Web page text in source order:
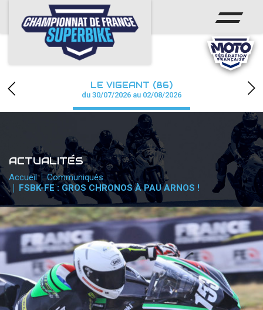
ACCUEIL
CHAMPIONNAT
CALENDRIER
PHOTOS / WEB TV
PARTENAIRES
PRESSE
PRESSE
accéder à la billetterie
LE VIGEANT (86)
du 30/07/2026 au 02/08/2026
ACTUALITÉS
Accueil
Communiqués
FSBK-FE : GROS CHRONOS À PAU ARNOS !